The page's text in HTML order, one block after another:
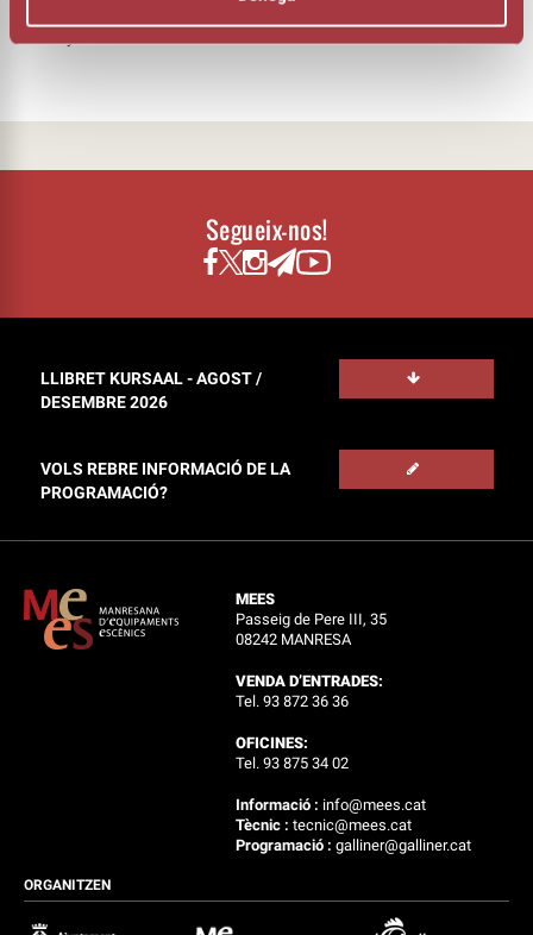
Segueix-nos!
LLIBRET KURSAAL - AGOST /
DESEMBRE 2026
VOLS REBRE INFORMACIÓ DE LA
PROGRAMACIÓ?
MEES
Passeig de Pere III, 35
08242 MANRESA
VENDA D’ENTRADES:
Tel. 93 872 36 36
OFICINES:
Tel. 93 875 34 02
Informació : info@mees.cat
Tècnic :tecnic@mees.cat
Programació :galliner@galliner.cat
ORGANITZEN